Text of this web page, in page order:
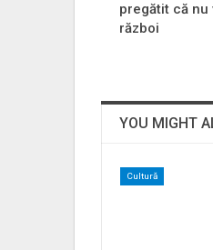
pregătit că
război
YOU MIGHT
Cultură